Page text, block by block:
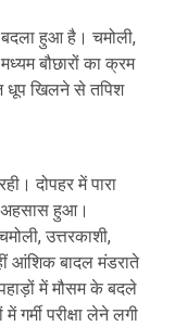
बदला हुआ है। चमोली,
बौछारों का क्रम
धूप खिलने से तपिश
दोपहर में पारा
अहसास हुआ।
उत्तरकाशी,
आंशिक बादल मंडराते
में मौसम के बदले
गर्मी परीक्षा लेने लगी